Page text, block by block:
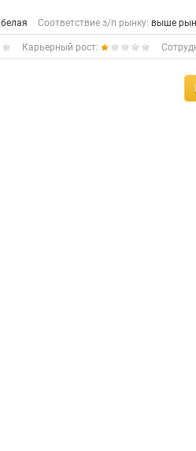
белая Соответствие з/п рынку: выше
Карьерный рост: